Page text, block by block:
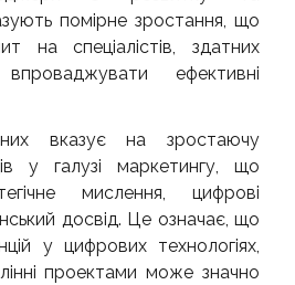
помірне зростання, що
на спеціалістів, здатних
ефективні
вказує на зростаючу
у галузі маркетингу, що
мислення, цифрові
досвід. Це означає, що
у цифрових технологіях,
проектами може значно